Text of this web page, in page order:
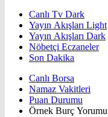
Canlı Tv Dark
Yayın Akışları Light
Yayın Akışları Dark
Nöbetçi Eczaneler
Son Dakika
Canlı Borsa
Namaz Vakitleri
Puan Durumu
Örnek Burç Yorumu